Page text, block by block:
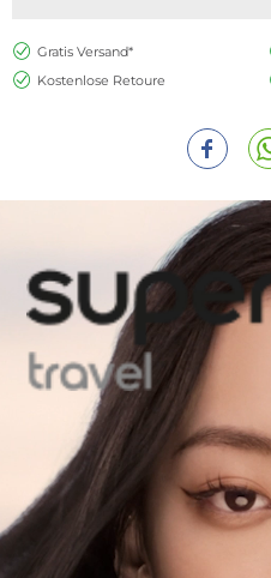
Gratis Versand*
Kostenlose Retoure